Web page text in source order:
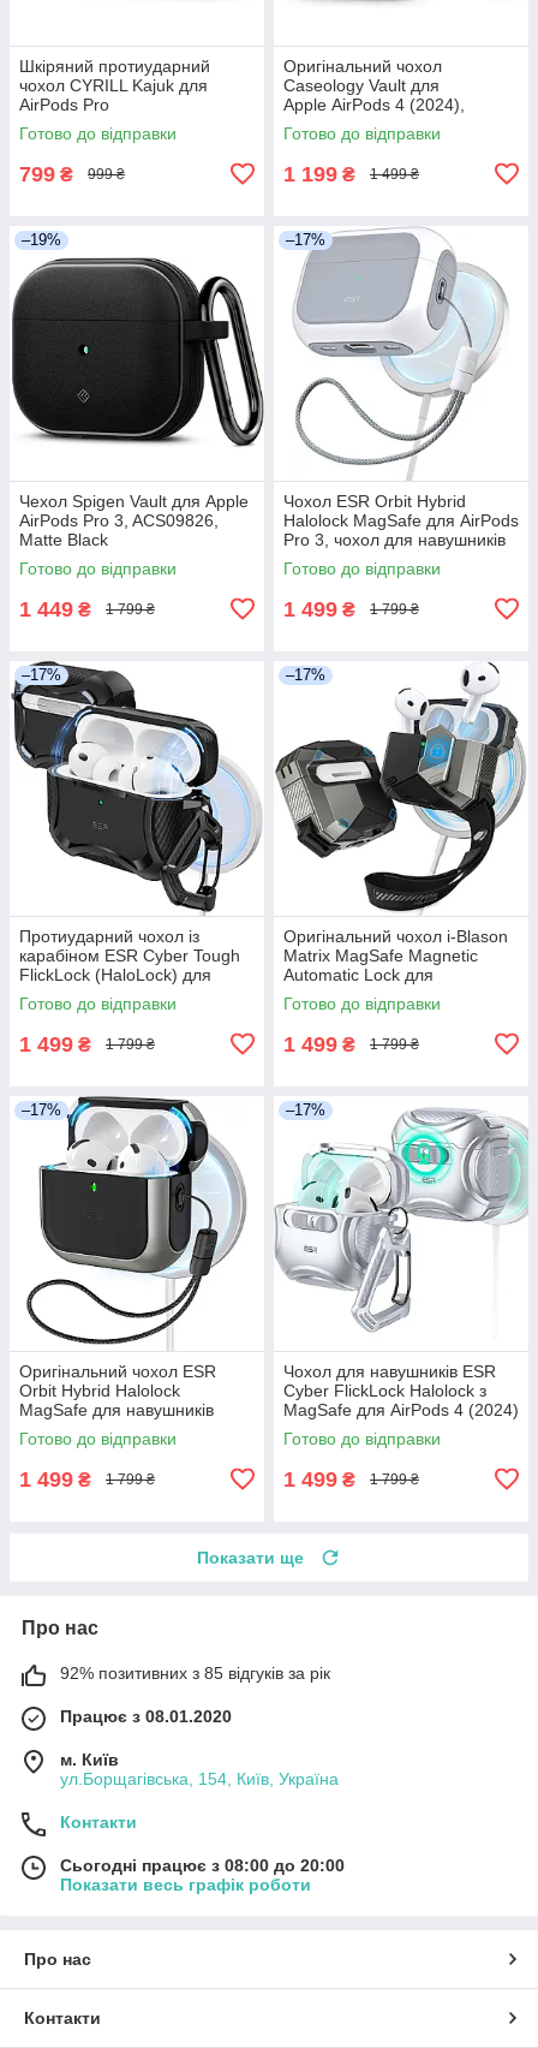
Шкіряний протиударний
чохол CYRILL Kajuk для
AirPods Pro
2 (2023/2022/2019) у
коричневому кольорі
Готово до відправки
799 ₴ 999 ₴
Оригінальний чохол
Caseology Vault для
Apple AirPods 4 (2024),
ACS08656, Navy Blue
Готово до відправки
1 199 ₴ 1 499 ₴
–19%
Чехол Spigen Vault для Apple
AirPods Pro 3, ACS09826,
Matte Black
Готово до відправки
1 449 ₴ 1 799 ₴
–17%
Чохол ESR Orbit Hybrid
Halolock MagSafe для AirPods
Pro 3, чохол для навушників
AirPods Pro 3 (2025), білий
Готово до відправки
1 499 ₴ 1 799 ₴
–17%
Протиударний чохол із
карабіном ESR Cyber Tough
FlickLock (HaloLock) для
AirPods Pro 3 (2025), чорний
Готово до відправки
1 499 ₴ 1 799 ₴
–17%
Оригінальний чохол i-Blason
Matrix MagSafe Magnetic
Automatic Lock для
навушників AirPods 4 (2024),
чорний
Готово до відправки
1 499 ₴ 1 799 ₴
–17%
Оригінальний чохол ESR
Orbit Hybrid Halolock
MagSafe для навушників
AirPods 4 (2024), титаніум
Готово до відправки
1 499 ₴ 1 799 ₴
–17%
Чохол для навушників ESR
Cyber FlickLock Halolock з
MagSafe для AirPods 4 (2024)
в кольорі Gray
Готово до відправки
1 499 ₴ 1 799 ₴
Показати ще
Про нас
92% позитивних з 85 відгуків за рік
Працює з 08.01.2020
м. Київ
ул.Борщагівська, 154, Київ, Україна
Контакти
Сьогодні працює з 08:00 до 20:00
Показати весь графік роботи
Про нас
Контакти